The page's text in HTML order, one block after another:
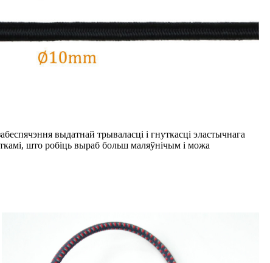
выдатнай трываласці і гнуткасці эластычнага
што робіць выраб больш маляўнічым і можа